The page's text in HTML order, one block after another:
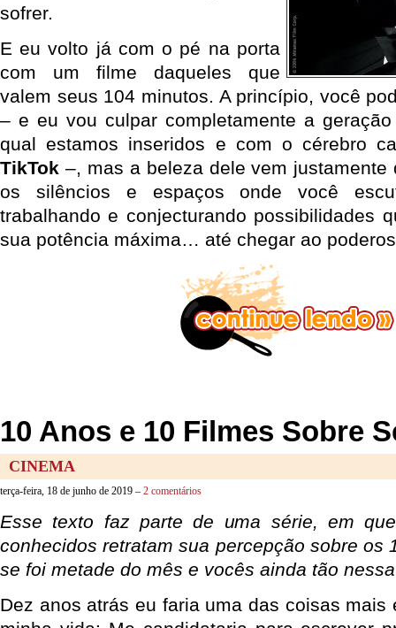
sofrer.
E eu volto já com o pé na porta
com um filme daqueles que
valem seus 104 minutos. A princípio, você
– e eu vou culpar completamente a
qual estamos inseridos e com o cérebro
TikTok –, mas a beleza dele vem justamente
os silêncios e espaços onde você
trabalhando e conjecturando possibilidades
sua potência máxima… até chegar ao
10 Anos e 10 Filmes Sobre
CINEMA
terça-feira, 18 de junho de 2019 – 2 comentários
Esse texto faz parte de uma série, em
conhecidos retratam sua percepção sobre os
se foi metade do mês e vocês ainda tão
Dez anos atrás eu faria uma das coisas mais